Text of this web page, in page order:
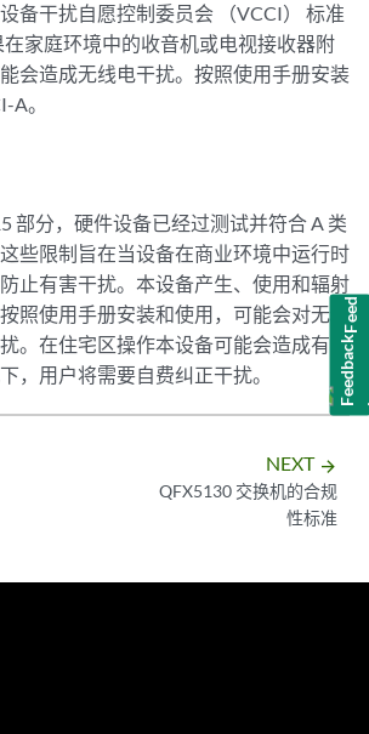
备干扰自愿控制委员会 （VCCI） 标准
在家庭环境中的收音机或电视接收器附
会造成无线电干扰。按照使用手册安装
A。
部分，硬件设备已经过测试并符合 A 类
些限制旨在当设备在商业环境中运行时
止有害干扰。本设备产生、使用和辐射
照使用手册安装和使用，可能会对无线
。在住宅区操作本设备可能会造成有害
，用户将需要自费纠正干扰。
NEXT arrow_forward
QFX5130 交换机的合规
性标准
Feedback